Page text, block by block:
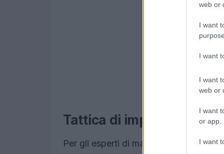
web or
I want
I want
I want
web or
I want
or app.
I want
Tattica di
Per gli esperti di marketing, risulta